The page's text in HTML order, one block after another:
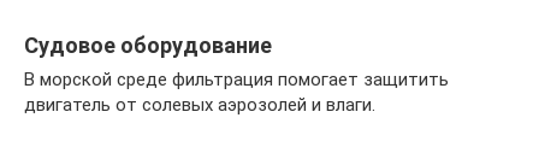
Судовое оборудование
В морской среде фильтрация помогает защитить
двигатель от солевых аэрозолей и влаги.